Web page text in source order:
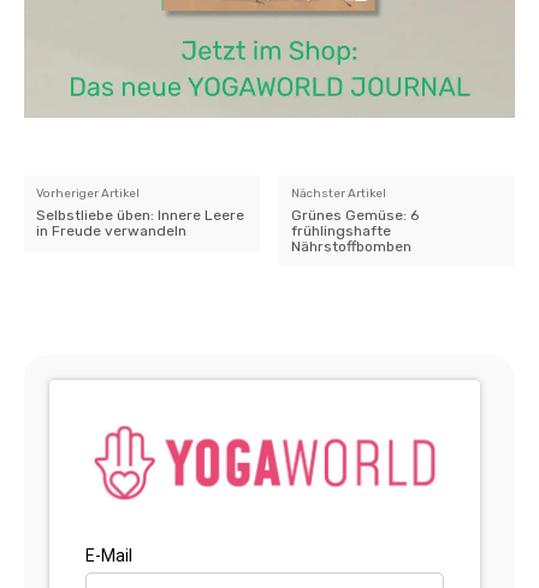
Vorheriger Artikel
Selbstliebe üben: Innere Leere
in Freude verwandeln
Nächster Artikel
Grünes Gemüse: 6
frühlingshafte
Nährstoffbomben